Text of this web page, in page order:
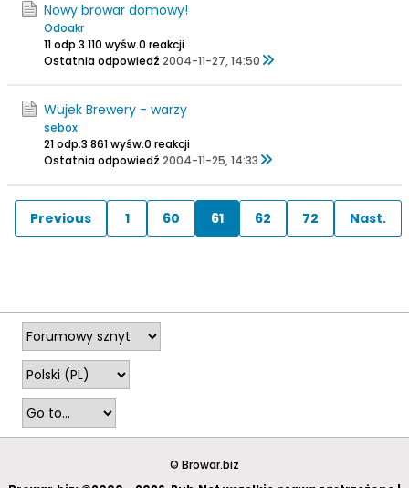
Nowy browar domowy!
Odoakr
11 odp.3 110 wyśw.0 reakcji
Ostatnia odpowiedź 2004-11-27, 14:50
Wujek Brewery - warzy
sebox
21 odp.3 861 wyśw.0 reakcji
Ostatnia odpowiedź 2004-11-25, 14:33
Previous 1 60 61 62 72 Nast.
© Browar.biz